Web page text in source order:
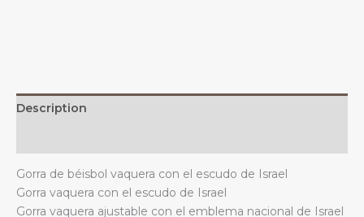
negro
quantity
Description
Gorra de béisbol vaquera con el escudo de Israel
Gorra vaquera con el escudo de Israel
Gorra vaquera ajustable con el emblema nacional de Israel